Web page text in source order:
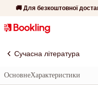
🚚 Для безкоштовної
Сучасна література
ОсновнеХарактеристики